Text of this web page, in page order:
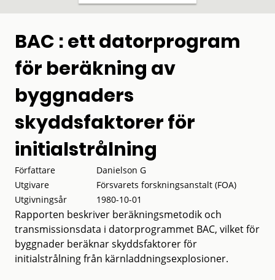
BAC : ett datorprogram
för beräkning av
byggnaders
skyddsfaktorer för
initialstrålning
Författare
Danielson G
Utgivare
Försvarets forskningsanstalt (FOA)
Utgivningsår
1980-10-01
Rapporten beskriver beräkningsmetodik och
transmissionsdata i datorprogrammet BAC, vilket för
byggnader beräknar skyddsfaktorer för
initialstrålning från kärnladdningsexplosioner.